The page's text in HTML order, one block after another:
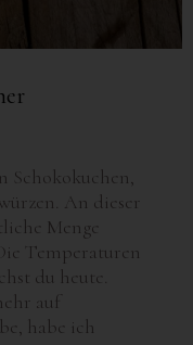
Schokokuchen,
An dieser
Menge
Temperaturen
du heute.
auf
habe ich